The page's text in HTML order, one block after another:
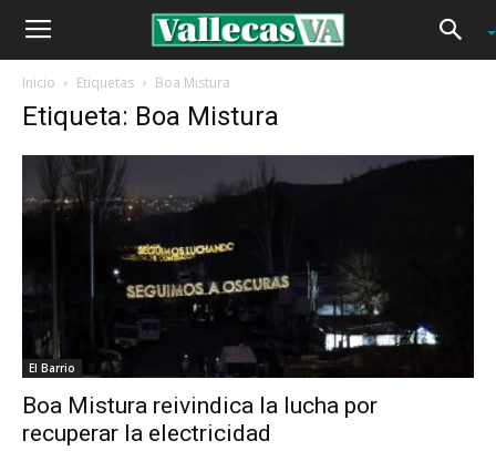
Inicio Etiquetas Boa Mistura
Etiqueta: Boa Mistura
El Barrio
Boa Mistura reivindica la lucha por
recuperar la electricidad